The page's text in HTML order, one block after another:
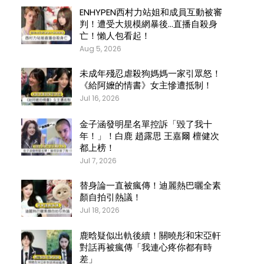
ENHYPEN西村力站姐和成員互動被審
判！遭受大規模網暴後…直播自殺身
亡！懶人包看起！
Aug 5, 2026
未成年殘忍虐殺狗媽媽一家引眾怒！
《給阿嬤的情書》女主慘遭抵制！
Jul 16, 2026
金子涵發明星名單控訴「毀了我十
年！」！白鹿 趙露思 王嘉爾 檀健次
都上榜！
Jul 7, 2026
替身論一直被瘋傳！迪麗熱巴曬全素
顏自拍引熱議！
Jul 18, 2026
鹿晗疑似出軌後續！關曉彤和宋亞軒
對話再被瘋傳「我連心疼你都有時
差」